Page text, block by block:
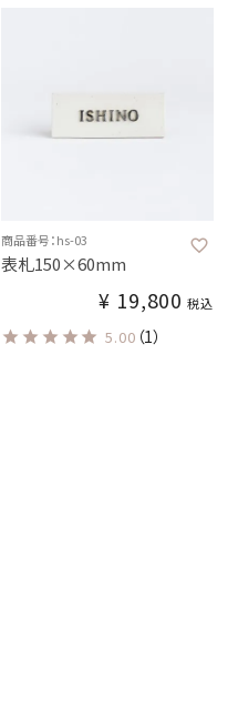
商品番号：hs-03
表札150×60mm
¥ 19,800 税込
5.00 （1）